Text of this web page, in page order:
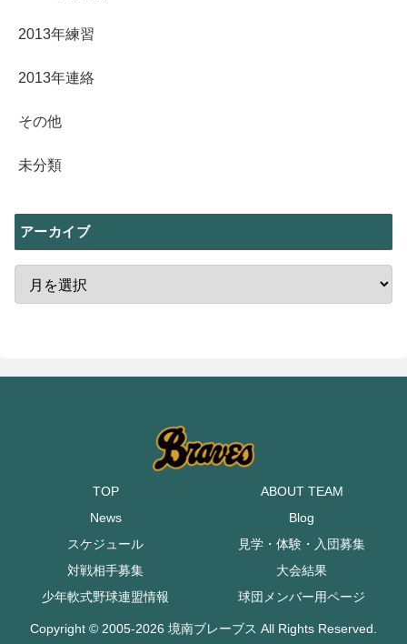
2013年練習
2013年連絡
その他
未分類
アーカイブ
TOP
ABOUT TEAM
News
Blog
スケジュール
見学・体験・入団募集
対戦相手募集
大会結果
少年軟式野球連盟情報
球団メンバー用ページ
Copyright © 2005-2026 境南ブレーブス All Rights Reserved.